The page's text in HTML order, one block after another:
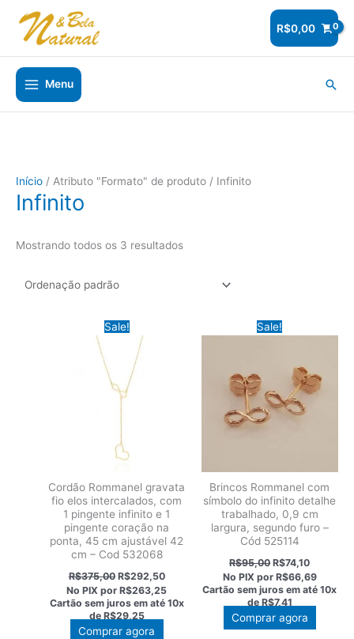
para
conteúdo
R$0,00
Menu
Início / Atributo "Formato" de produto / Infinito
Infinito
Mostrando todos os 3 resultados
Sale!
Cordão Rommanel gravata
fio elos intercalados, com
1 pingente infinito e 1
pingente coração na
ponta, 45 cm ajustável 42
cm – Cod 532068
R$375,00 O
preço
original
era:
R$375,00.
R$292,50O
preço
atual
é:
No PIX porR$263,25
Cartão sem juros em até 10x
deR$29,25
Comprar agora
Sale!
Brincos Rommanel com
símbolo do infinito detalhe
trabalhado, 0,9 cm
largura, segundo furo –
Cód 525114
R$95,00O
preço
original
era:
R$95,00.
R$74,10O
preço
atual
é:
R$74,10.
No PIX por R$66,69
Cartão sem juros em até10x
deR$7,41
Comprar agora